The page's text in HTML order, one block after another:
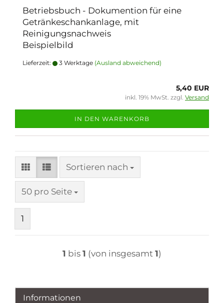
Betriebsbuch - Dokumention für eine
Getränkeschankanlage, mit
Reinigungsnachweis
Beispielbild
Lieferzeit: 3 Werktage (Ausland abweichend)
5,40 EUR
inkl. 19% MwSt. zzgl. Versand
IN DEN WARENKORB
Sortieren nach
Sortieren nach
50 pro Seite
pro Seite
1
1 bis 1 (von insgesamt 1)
Informationen